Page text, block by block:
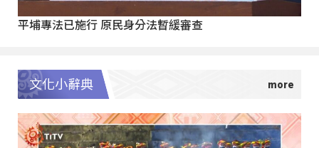
平埔專法已施行 原民身分法暫緩審查
文化小辭典